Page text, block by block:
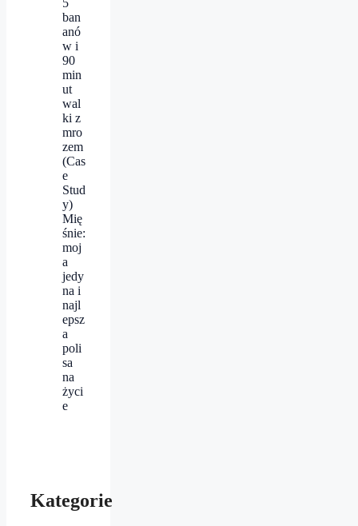
ban
anó
w i
90
min
ut
wal
ki z
mro
zem
(Cas
e
Stud
y)
Mię
śnie:
moj
a
jedy
na i
najl
epsz
a
poli
sa
na
życi
e
Kategorie